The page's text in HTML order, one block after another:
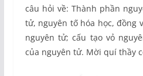
câu hỏi về: Thành phần
tử, nguyên tố hóa học, đồng
nguyên tử; cấu tạo vỏ
của nguyên tử. Mời quí thầy